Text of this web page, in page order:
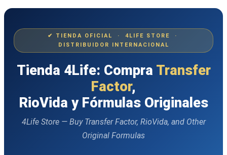
✔ TIENDA OFICIAL · 4LIFE STORE ·
DISTRIBUIDOR INTERNACIONAL
Tienda 4Life: Compra Transfer
Factor,
RioVida y Fórmulas Originales
4Life Store — Buy Transfer Factor, RioVida, and Other
Original Formulas